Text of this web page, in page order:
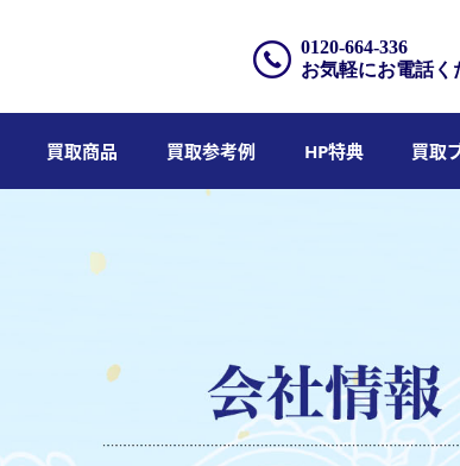
0120-664-336
お気軽にお電話く
買取商品 買取参考例 HP特典 買取